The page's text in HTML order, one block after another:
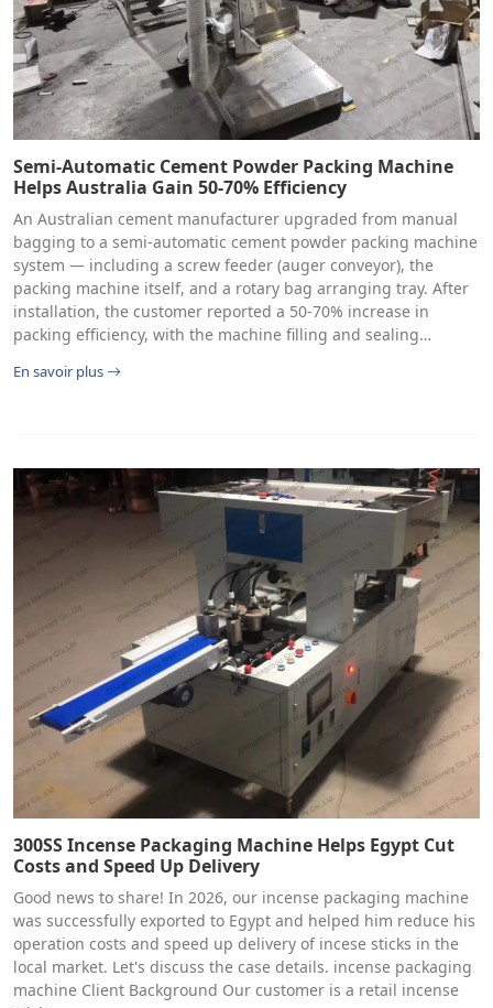
Semi-Automatic Cement Powder Packing Machine
Helps Australia Gain 50-70% Efficiency
An Australian cement manufacturer upgraded from manual
bagging to a semi-automatic cement powder packing machine
system — including a screw feeder (auger conveyor), the
packing machine itself, and a rotary bag arranging tray. After
installation, the customer reported a 50-70% increase in
packing efficiency, with the machine filling and sealing…
En savoir plus
300SS Incense Packaging Machine Helps Egypt Cut
Costs and Speed Up Delivery
Good news to share! In 2026, our incense packaging machine
was successfully exported to Egypt and helped him reduce his
operation costs and speed up delivery of incese sticks in the
local market. Let's discuss the case details. incense packaging
machine Client Background Our customer is a retail incense